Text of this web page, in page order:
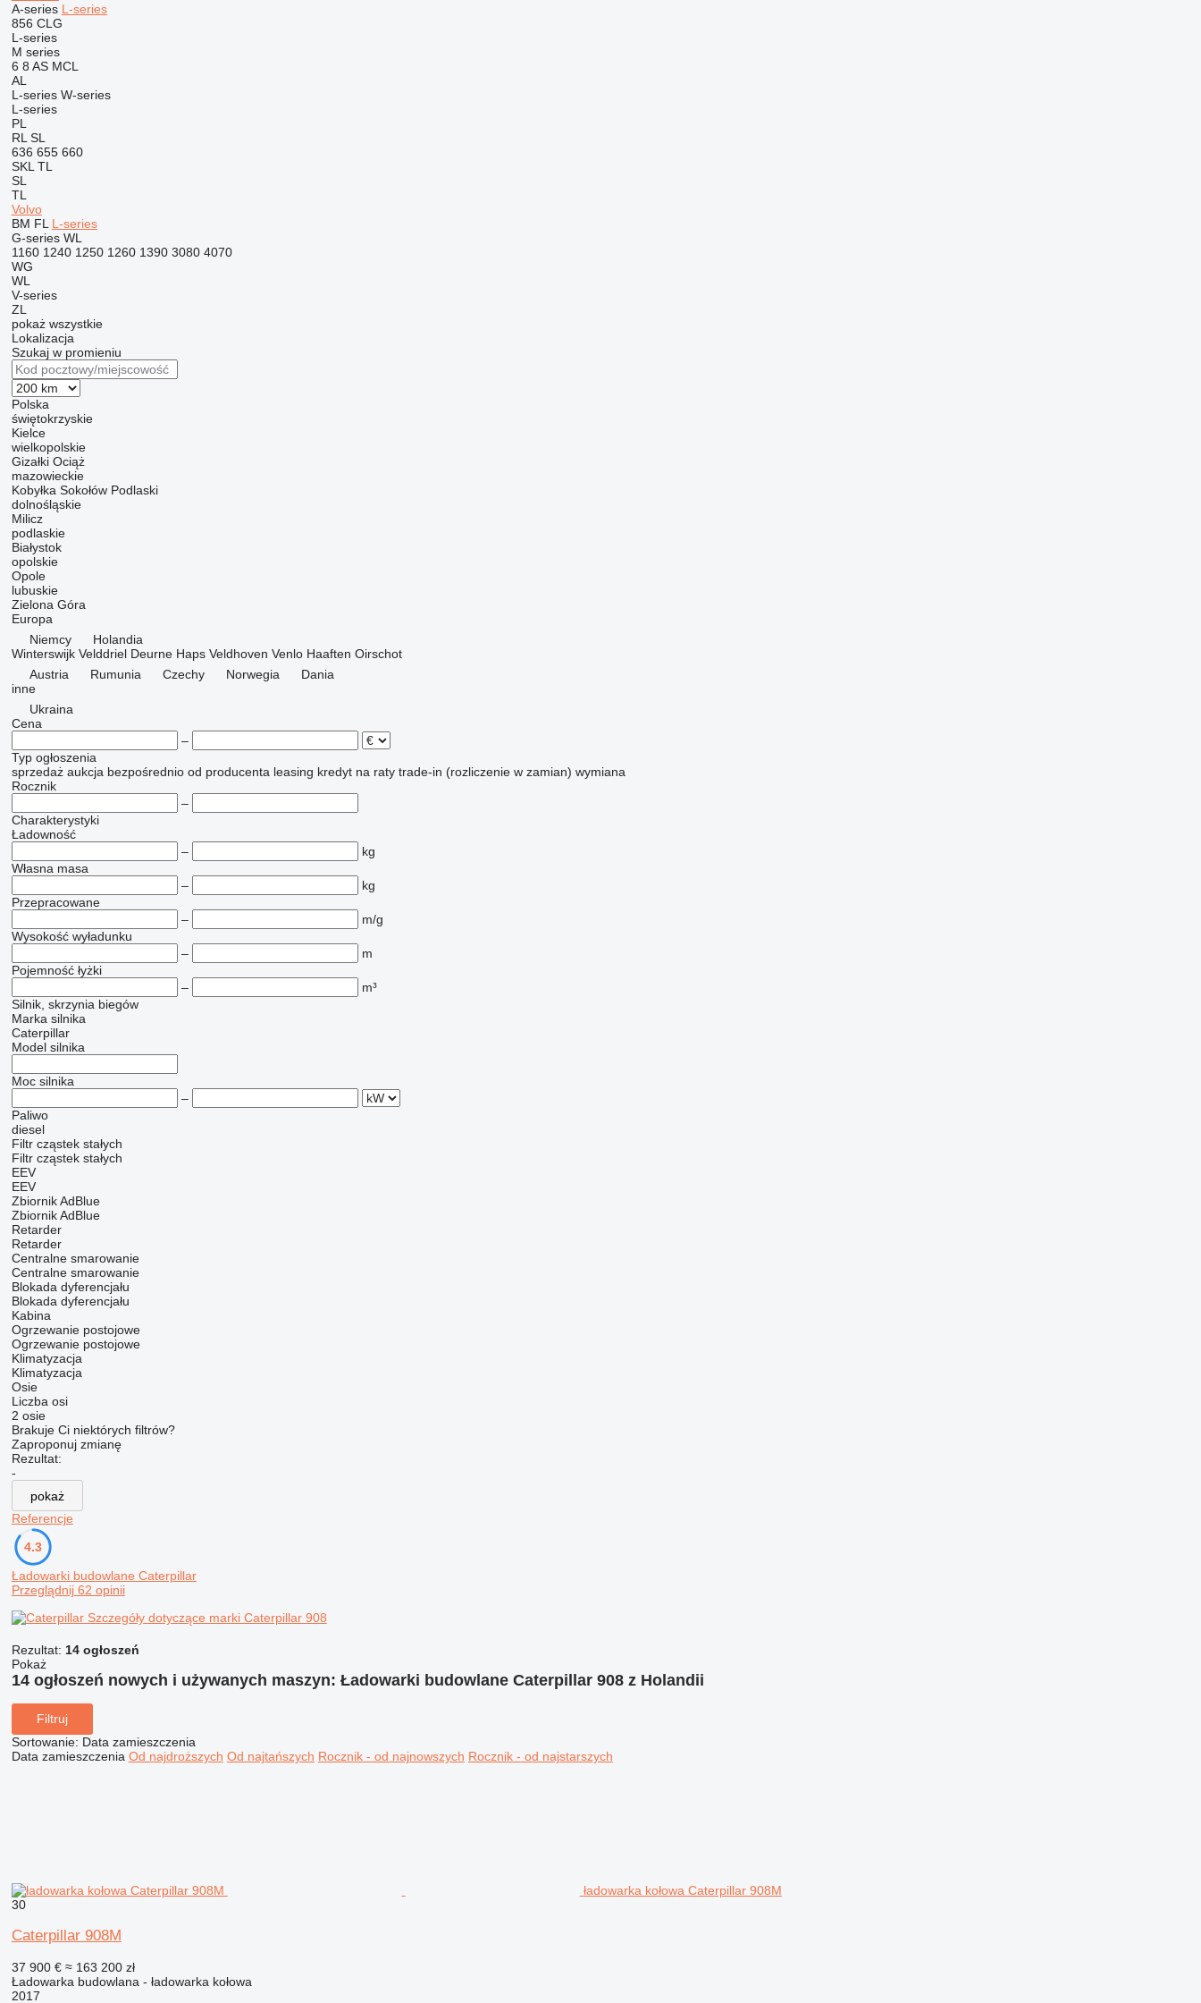
A-series L-series
856 CLG
L-series
M series
6 8 AS MCL
AL
L-series W-series
L-series
PL
RL SL
636 655 660
SKL TL
SL
TL
Volvo
BM FL L-series
G-series WL
1160 1240 1250 1260 1390 3080 4070
WG
WL
V-series
ZL
pokaż wszystkie
Lokalizacja
Szukaj w promieniu
Polska
świętokrzyskie
Kielce
wielkopolskie
Gizałki Ociąż
mazowieckie
Kobyłka Sokołów Podlaski
dolnośląskie
Milicz
podlaskie
Białystok
opolskie
Opole
lubuskie
Zielona Góra
Europa
Niemcy
Holandia
Winterswijk Velddriel Deurne Haps Veldhoven Venlo Haaften Oirschot
Austria
Rumunia Czechy Norwegia
Dania
inne
Ukraina
Cena
–
Typ ogłoszenia
sprzedaż aukcja bezpośrednio od producenta leasing kredyt na raty trade-in (rozliczenie w zamian) wymiana
Rocznik
–
Charakterystyki
Ładowność
–
kg
Własna masa
–
kg
Przepracowane
–
m/g
Wysokość wyładunku
–
m
Pojemność łyżki
–
m³
Silnik, skrzynia biegów
Marka silnika
Caterpillar
Model silnika
Moc silnika
–
Paliwo
diesel
Filtr cząstek stałych
Filtr cząstek stałych
EEV
EEV
Zbiornik AdBlue
Zbiornik AdBlue
Retarder
Retarder
Centralne smarowanie
Centralne smarowanie
Blokada dyferencjału
Blokada dyferencjału
Kabina
Ogrzewanie postojowe
Ogrzewanie postojowe
Klimatyzacja
Klimatyzacja
Osie
Liczba osi
2 osie
Brakuje Ci niektórych filtrów?
Zaproponuj zmianę
Rezultat:
-
pokaż
Referencje
4.3
Ładowarki budowlane Caterpillar
Przeglądnij 62 opinii
Szczegóły dotyczące marki Caterpillar 908
Rezultat: 14 ogłoszeń
Pokaż
14 ogłoszeń nowych i używanych maszyn: Ładowarki budowlane Caterpillar 908 z Holandii
Filtruj
Sortowanie: Data zamieszczenia
Data zamieszczenia Od najdroższych Od najtańszych Rocznik - od najnowszych Rocznik - od najstarszych
ładowarka kołowa Caterpillar 908M
30
Caterpillar 908M
37 900 € ≈ 163 200 zł
Ładowarka budowlana - ładowarka kołowa
2017